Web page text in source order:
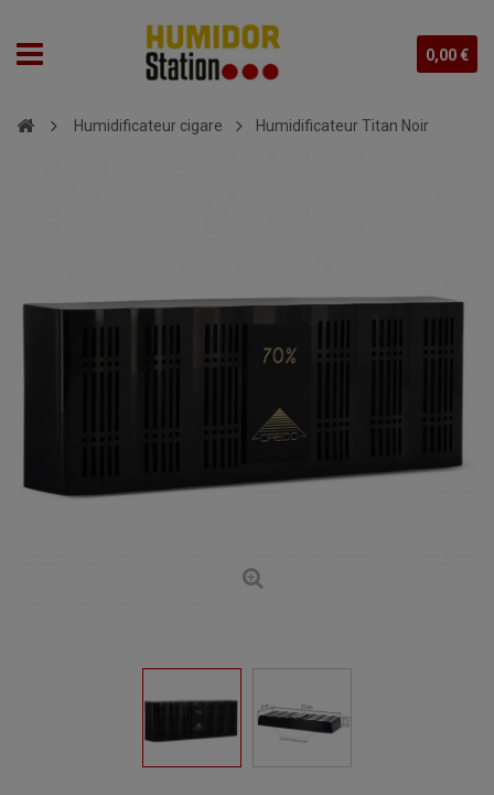
0,00 €
Humidificateur cigare Humidificateur Titan Noir